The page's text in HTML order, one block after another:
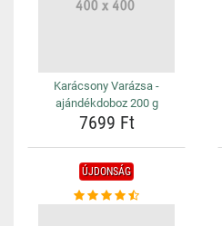
Karácsony Varázsa -
ajándékdoboz 200 g
7699 Ft
ÚJDONSÁG